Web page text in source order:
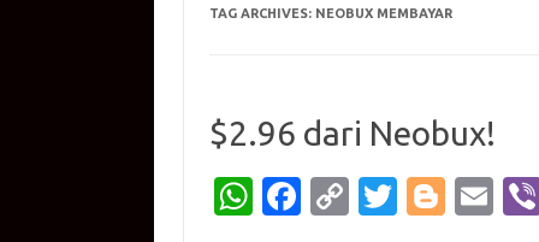
TAG ARCHIVES: NEOBUX MEMBAYAR
$2.96 dari Neobux!
W
Fa C
T
Bl
E